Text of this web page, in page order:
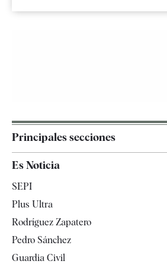
Principales secciones
Televisión
Es Noticia
SEPI
Plus Ultra
Rodríguez Zapatero
Pedro Sánchez
Guardia Civil